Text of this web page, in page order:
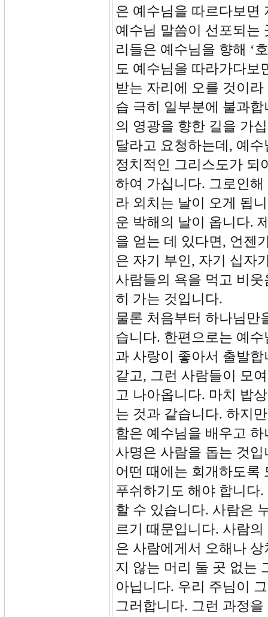
은 예수님을 따르다보면
예수님 말씀이 선포되는
리들은 예수님을 향해 ‘
도 예수님을 따라가다보
받는 자리에 오를 것이
습 극히 일부분에 불과
의 영광을 향한 길을 가
달라고 요청하는데, 예
정치적인 그리스도가 되
하여 가십니다. 그로인
라 외치는 날이 오게 됩
운 박해의 날이 옵니다.
을 얻는 데 있다면, 언젠
은 자기 부인, 자기 십자
사람들의 욕을 먹고 비
히 가는 것입니다.
물론 처음부터 하나님만
습니다. 한편으로는 예
과 사랑이 좋아서 출발
같고, 그런 사람들이 모
고 나아옵니다. 마치 밥
는 것과 같습니다. 하지
함은 예수님을 배우고
사명은 사람을 돕는 것
어떤 때에는 회개하도록
푸쉬하기도 해야 합니다
할 수 있습니다. 사람은
르기 때문입니다. 사람
은 사람에게서 오해나
지 않는 머리 둘 곳 없는
아닙니다. 우리 주님이
그러합니다. 그런 과정